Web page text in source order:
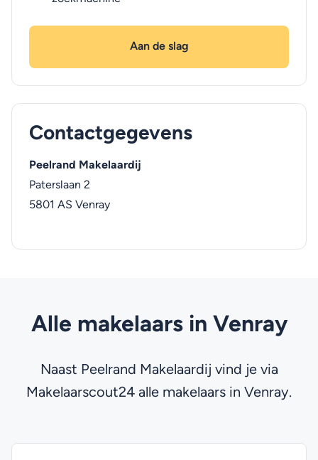
Aan de slag
Contactgegevens
Peelrand Makelaardij
Paterslaan 2
5801 AS Venray
Alle makelaars in Venray
Naast Peelrand Makelaardij vind je via
Makelaarscout24 alle makelaars in Venray.